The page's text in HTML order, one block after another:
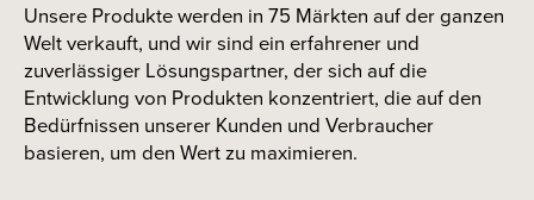
Unsere Produkte werden in 75 Märkten auf der ganzen
Welt verkauft, und wir sind ein erfahrener und
zuverlässiger Lösungspartner, der sich auf die
Entwicklung von Produkten konzentriert, die auf den
Bedürfnissen unserer Kunden und Verbraucher
basieren, um den Wert zu maximieren.